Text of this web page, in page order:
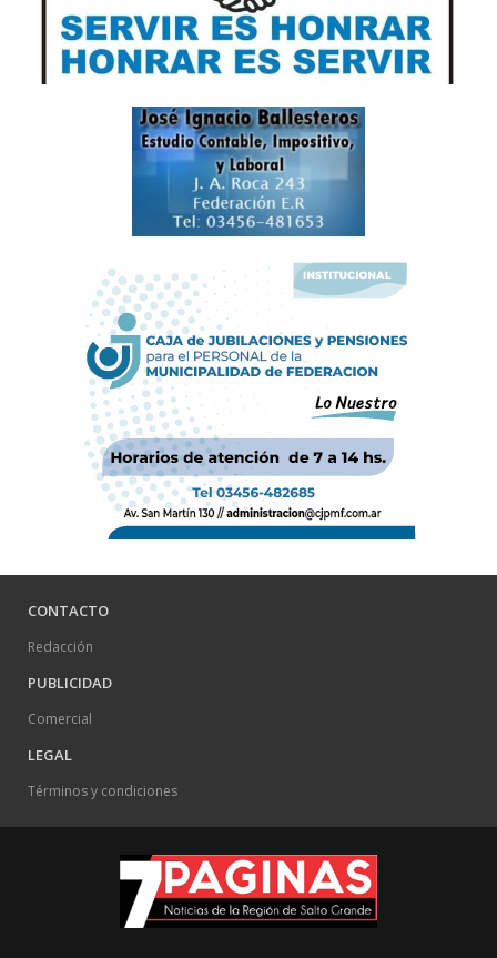
CONTACTO
Redacción
PUBLICIDAD
Comercial
LEGAL
Términos y condiciones